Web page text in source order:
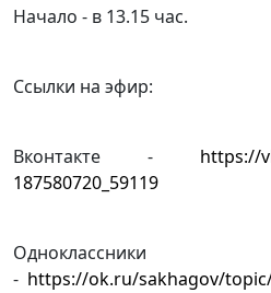
Начало - в 13.15 час.
Ссылки на эфир:
Вконтакте - https://
187580720_59119
Одноклассники
- https://ok.ru/sakhagov/topic/